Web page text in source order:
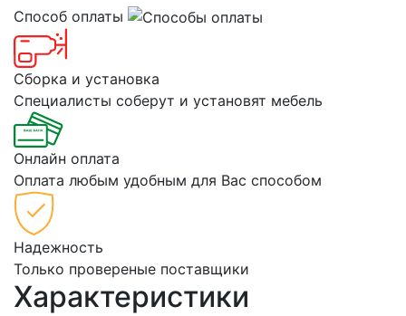
Способ оплаты
Сборка и установка
Специалисты соберут и установят мебель
Онлайн оплата
Оплата любым удобным для Вас способом
Надежность
Только провереные поставщики
Характеристики